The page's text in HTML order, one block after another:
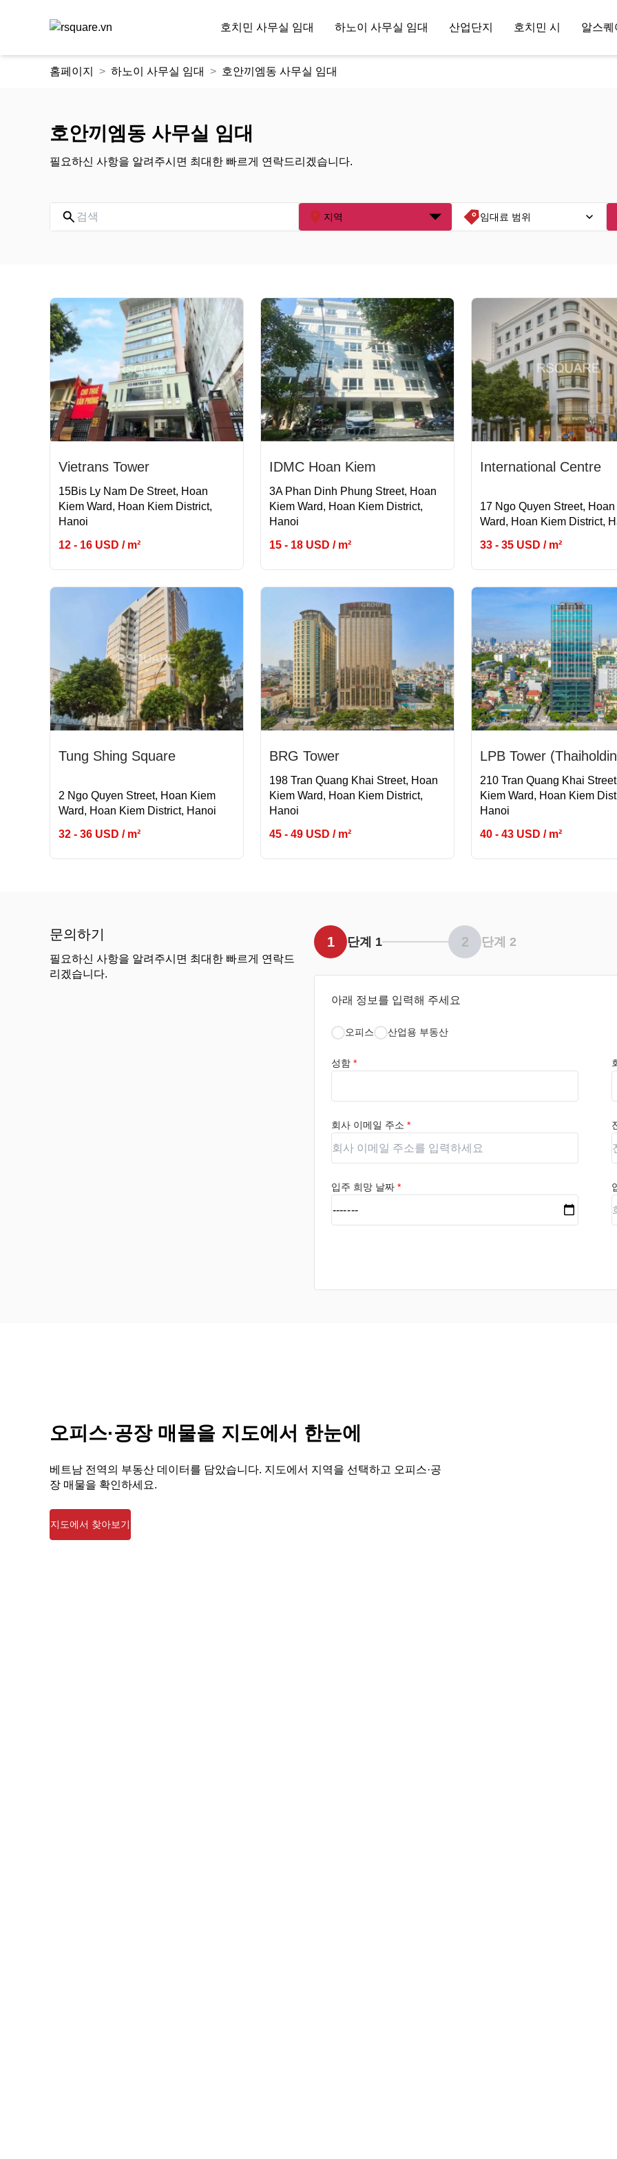
호치민 사무실 임대 하노이 사무실 임대 산업단지 호치민 시 알스퀘
홈페이지 하노이 사무실 임대 호안끼엠동 사무실 임대
호안끼엠동 사무실 임대
필요하신 사항을 알려주시면 최대한 빠르게 연락드리겠습니다.
지역 임대료 범위
Vietrans Tower
15Bis Ly Nam De Street, Hoan
Kiem Ward, Hoan Kiem District,
Hanoi
12 - 16 USD / m²
IDMC Hoan Kiem
3A Phan Dinh Phung Street, Hoan
Kiem Ward, Hoan Kiem District,
Hanoi
15 - 18 USD / m²
International Centre
17 Ngo Quyen Street,
Ward, Hoan Kiem District,
33 - 35 USD / m²
Tung Shing Square
2 Ngo Quyen Street, Hoan Kiem
Ward, Hoan Kiem District, Hanoi
32 - 36 USD / m²
BRG Tower
198 Tran Quang Khai Street, Hoan
Kiem Ward, Hoan Kiem District,
Hanoi
45 - 49 USD / m²
LPB Tower
210 Tran Quang Khai
Kiem Ward, Hoan Kiem
Hanoi
40 - 43 USD / m²
문의하기
필요하신 사항을 알려주시면 최대한 빠르게 연락드
리겠습니다.
1 단계 1 2 단계 2
아래 정보를 입력해 주세요
오피스 산업용 부동산
성함 *
회사 이메일 주소 *
입주 희망 날짜 *
오피스·공장 매물을 지도에서 한눈에
베트남 전역의 부동산 데이터를 담았습니다. 지도에서 지역을 선택하고 오피스·공
장 매물을 확인하세요.
지도에서 찾아보기